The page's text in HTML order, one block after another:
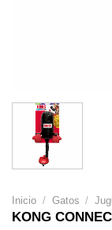
Inicio / Gatos /
KONG